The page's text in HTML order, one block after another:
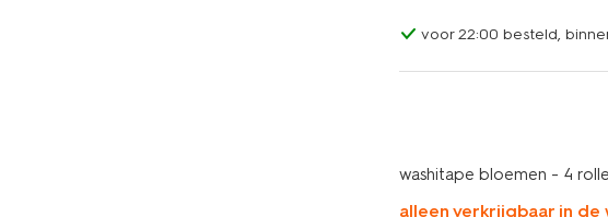
voor 22:00 besteld,
washitape bloemen - 4
alleen verkrijgbaar in de